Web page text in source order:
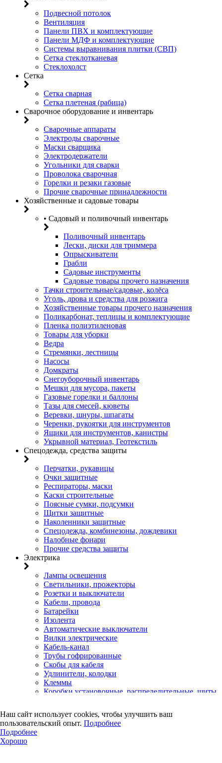
Подвесной потолок
Вентиляция
Панели ПВХ и комплектующие
Панели МДФ и комплектующие
Системы выравнивания плитки (СВП)
Сетка стеклотканевая
Стеклохолст
Сетка
Сетка сварная
Сетка плетеная (рабица)
Сварочное оборудование и инвентарь
Сварочные аппараты
Электроды сварочные
Маски сварщика
Электродержатели
Угольники для сварки
Проволока сварочная
Горелки и резаки газовые
Прочие сварочные принадлежности
Хозяйственные и садовые товары
• Садовый и поливочный инвентарь
Поливочный инвентарь
Лески, диски для триммера
Опрыскиватели
Грабли
Садовые инструменты
Садовые товары прочего назначения
Тачки строительные/садовые, колёса
Уголь, дрова и средства для розжига
Хозяйственные товары прочего назначения
Поликарбонат, теплицы и комплектующие
Пленка полиэтиленовая
Товары для уборки
Ведра
Стремянки, лестницы
Насосы
Домкраты
Снегоуборочный инвентарь
Мешки для мусора, пакеты
Газовые горелки и баллоны
Тазы для смесей, кюветы
Веревки, шнуры, шпагаты
Черенки, рукоятки для инструментов
Ящики для инструментов, канистры
Укрывной материал, Геотекстиль
Спецодежда, средства защиты
Перчатки, рукавицы
Очки защитные
Респираторы, маски
Каски строительные
Поясные сумки, подсумки
Щитки защитные
Наколенники защитные
Спецодежда, комбинезоны, дождевики
Налобные фонари
Прочие средства защиты
Электрика
Лампы освещения
Светильники, прожекторы
Розетки и выключатели
Кабели, провода
Батарейки
Изолента
Автоматические выключатели
Вилки электрические
Кабель-канал
Трубы гофрированные
Скобы для кабеля
Удлинители, колодки
Клеммы
Коробки установочные, распределительные, щиты
Двери, сейф
Наш сайт использует cookies, чтобы улучшить ваш
пользовательский опыт. Подробнее
Подробнее
Хорошо